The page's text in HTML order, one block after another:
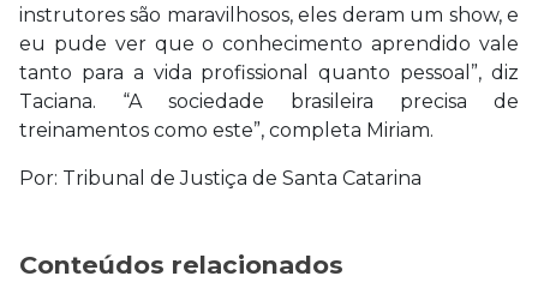
instrutores são maravilhosos, eles deram um show, e
eu pude ver que o conhecimento aprendido vale
tanto para a vida profissional quanto pessoal”, diz
Taciana. “A sociedade brasileira precisa de
treinamentos como este”, completa Miriam.
Por: Tribunal de Justiça de Santa Catarina
Conteúdos relacionados